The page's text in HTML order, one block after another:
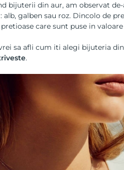
bijuterii din aur, am observat
alb, galben sau roz. Dincolo de
care sunt puse in
sa afli cum iti alegi bijuteria
.